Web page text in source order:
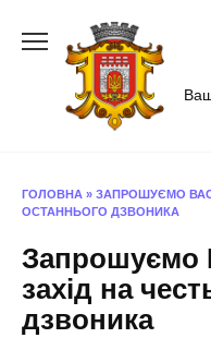
ГОЛОВНА » ЗАПРОШУЄМО
ОСТАННЬОГО ДЗВОНИКА
Запрошуємо
захід на
дзвоника